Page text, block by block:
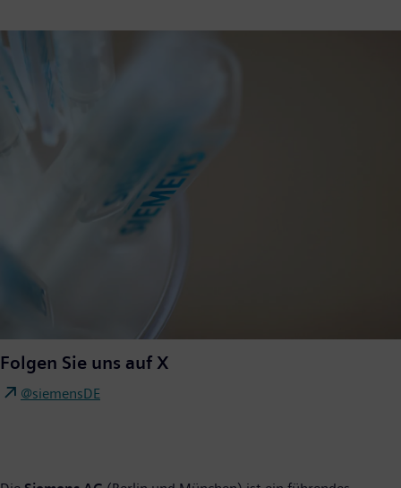
Folgen Sie uns auf X
@siemensDE